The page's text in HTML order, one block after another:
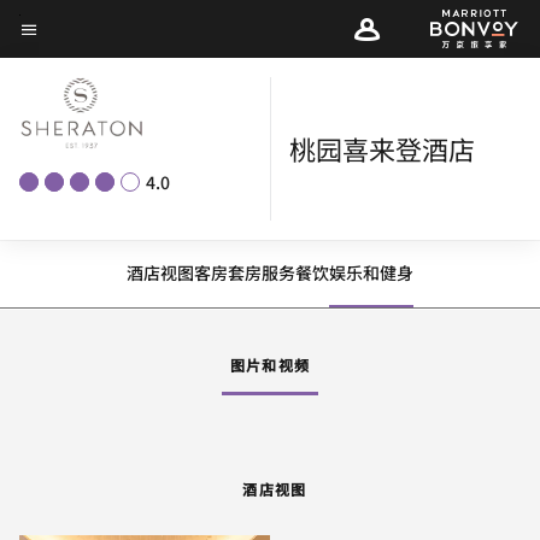
Skip
to
main
content
菜单文本
4.0
桃园喜来登酒店
酒店视图客房套房服务餐饮娱乐和健身
图片和视频
酒店视图